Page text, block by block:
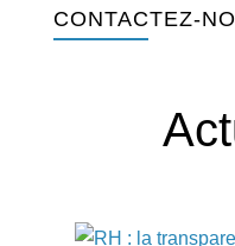
CONTACTEZ-